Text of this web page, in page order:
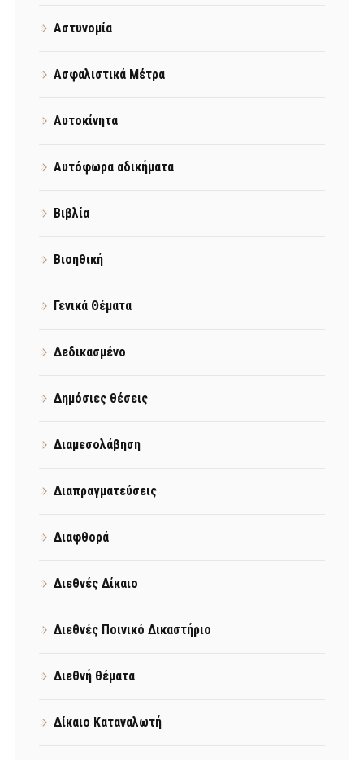
Αστυνομία
Ασφαλιστικά Μέτρα
Αυτοκίνητα
Αυτόφωρα αδικήματα
Βιβλία
Βιοηθική
Γενικά Θέματα
Δεδικασμένο
Δημόσιες θέσεις
Διαμεσολάβηση
Διαπραγματεύσεις
Διαφθορά
Διεθνές Δίκαιο
Διεθνές Ποινικό Δικαστήριο
Διεθνή θέματα
Δίκαιο Καταναλωτή